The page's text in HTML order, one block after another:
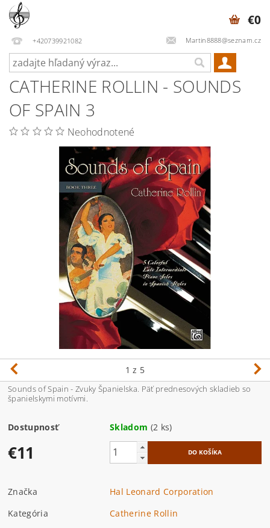
+420739921082 Martin8888@seznam.cz
€0
CATHERINE ROLLIN - SOUNDS
OF SPAIN 3
Neohodnotené
1 z 5
Sounds of Spain - Zvuky Španielska. Päť prednesových skladieb so
španielskymi motívmi.
Dostupnosť Skladom (2 ks)
€11
Značka
Hal Leonard Corporation
Kategória
Catherine Rollin